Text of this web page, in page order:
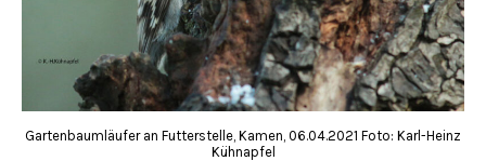
Gartenbaumläufer an Futterstelle, Kamen, 06.04.2021 Foto: Karl-Heinz
Kühnapfel